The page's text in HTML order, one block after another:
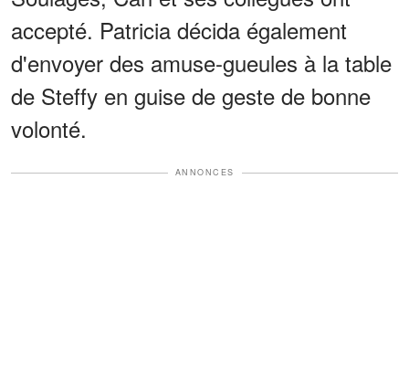
accepté. Patricia décida également
d'envoyer des amuse-gueules à la table
de Steffy en guise de geste de bonne
volonté.
ANNONCES